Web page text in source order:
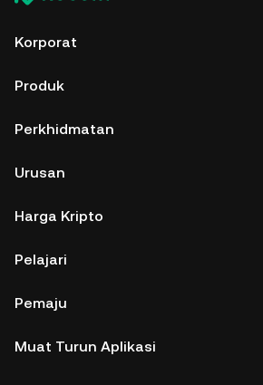
Korporat
Produk
Perkhidmatan
Urusan
Harga Kripto
Pelajari
Pemaju
Muat Turun Aplikasi